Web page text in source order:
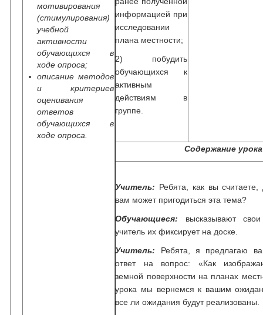
мотивирования
(стимулирования)
учебной
активности
обучающихся в
ходе опроса;
описание методов
и критериев
оценивания
ответов
обучающихся в
ходе опроса.
информацией при
исследовании
плана местности;
2) побудить
обучающихся к
активным
действиям в
группе.
Содержание урока
Учитель: Ребята, как вы
вам может пригодиться эта тема?
Обучающиеся: высказывают
учитель их фиксирует на доске.
Учитель: Ребята, я предлагаю
ответ на вопрос: «Как
земной поверхности на планах
урока мы вернемся к вашим
все ли ожидания будут реализованы.